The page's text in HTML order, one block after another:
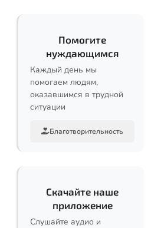
Помогите
нуждающимся
Каждый день мы
помогаем людям,
оказавшимся в трудной
ситуации
Благотворительность
Скачайте наше
приложение
Слушайте аудио и